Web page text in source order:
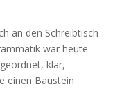
an den Schreibtisch
war heute
klar,
einen Baustein